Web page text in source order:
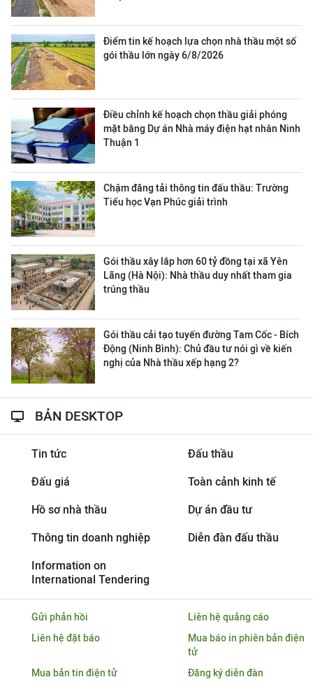
Điểm tin kế hoạch lựa chọn nhà thầu một số
gói thầu lớn ngày 6/8/2026
Điều chỉnh kế hoạch chọn thầu giải phóng
mặt bằng Dự án Nhà máy điện hạt nhân Ninh
Thuận 1
Chậm đăng tải thông tin đấu thầu: Trường
Tiểu học Vạn Phúc giải trình
Gói thầu xây lắp hơn 60 tỷ đồng tại xã Yên
Lãng (Hà Nội): Nhà thầu duy nhất tham gia
trúng thầu
Gói thầu cải tạo tuyến đường Tam Cốc - Bích
Động (Ninh Bình): Chủ đầu tư nói gì về kiến
nghị của Nhà thầu xếp hạng 2?
BẢN DESKTOP
Tin tức Đấu thầu
Đấu giá Toàn cảnh kinh tế
Hồ sơ nhà thầu Dự án đầu tư
Thông tin doanh nghiệp Diễn đàn đấu thầu
Information on
International Tendering
Gửi phản hồi
Liên hệ quảng cáo
Liên hệ đặt báo
Mua báo in phiên bản điện
tử
Mua bản tin điện tử
Đăng ký diễn đàn